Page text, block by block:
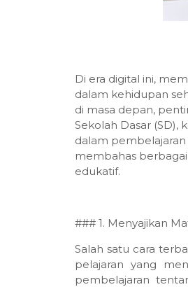
Di era digital ini,
dalam kehidupan
di masa depan,
Sekolah Dasar
dalam
membahas
edukatif.
### 1. Menyajikan
Salah satu cara
pelajaran yang
pembelajaran